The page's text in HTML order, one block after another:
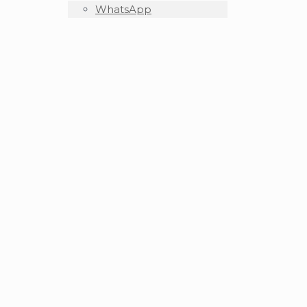
WhatsApp